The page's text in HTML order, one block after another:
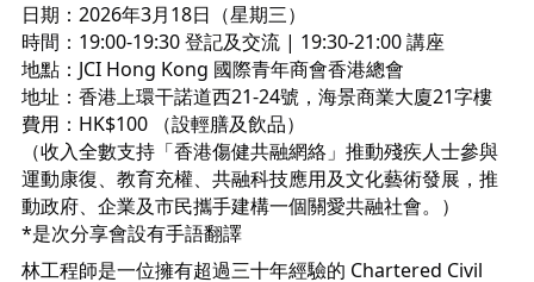
日期：2026年3月18日（星期三）
時間：19:00-19:30 登記及交流 | 19:30-21:00 講座
地點：JCI Hong Kong 國際青年商會香港總會
地址：香港上環干諾道西21-24號，海景商業大廈21字樓
費用：HK$100 （設輕膳及飲品）
（收入全數支持「香港傷健共融網絡」推動殘疾人士參與
運動康復、教育充權、共融科技應用及文化藝術發展，推
動政府、企業及市民攜手建構一個關愛共融社會。）
*是次分享會設有手語翻譯
林工程師是一位擁有超過三十年經驗的 Chartered Civil